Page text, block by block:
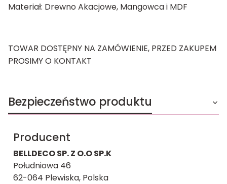
Materiał: Drewno Akacjowe, Mangowca i MDF
TOWAR DOSTĘPNY NA ZAMÓWIENIE, PRZED ZAKUPEM
PROSIMY O KONTAKT
Bezpieczeństwo produktu
Producent
BELLDECO SP. Z O.O SP.K
Południowa 46
62-064 Plewiska, Polska